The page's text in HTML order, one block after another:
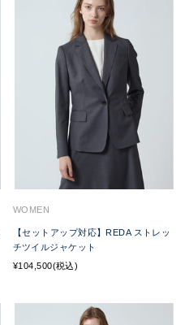
WOMEN
【セットアップ対応】REDA ストレッ
チツイルジャケット
¥104,500(税込)